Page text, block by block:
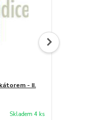
- II.
Skladem 4 ks